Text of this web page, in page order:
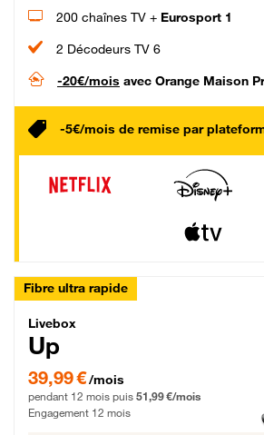
200 chaînes TV + Eurosport 1
2 Décodeurs TV 6
-20€/mois avec Orange Maison
-5€/mois de remise par
Fibre ultra rapide
Livebox Up Fibre
Livebox
Up
39,99 € par mois pendant 12 mois puis 51,99 €
39,99 €/mois
pendant 12 mois puis 51,99 €/mois
Engagement 12 mois